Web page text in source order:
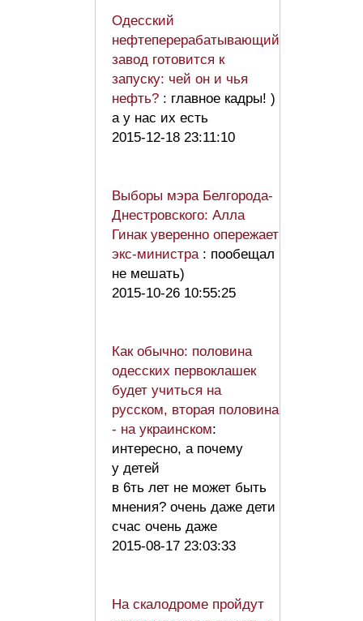
Одесский
нефтеперерабатывающий
завод готовится к
запуску: чей он и чья
нефть? : главное кадры! )
а у нас их есть
2015-12-18 23:11:10
Выборы мэра Белгорода-
Днестровского: Алла
Гинак уверенно опережает
экс-министра : пообещал
не мешать)
2015-10-26 10:55:25
Как обычно: половина
одесских первоклашек
будет учиться на
русском, вторая половина
- на украинском:
интересно, а почему
у детей
в 6ть лет не может быть
мнения? очень даже дети
счас очень даже
2015-08-17 23:03:33
На скалодроме пройдут